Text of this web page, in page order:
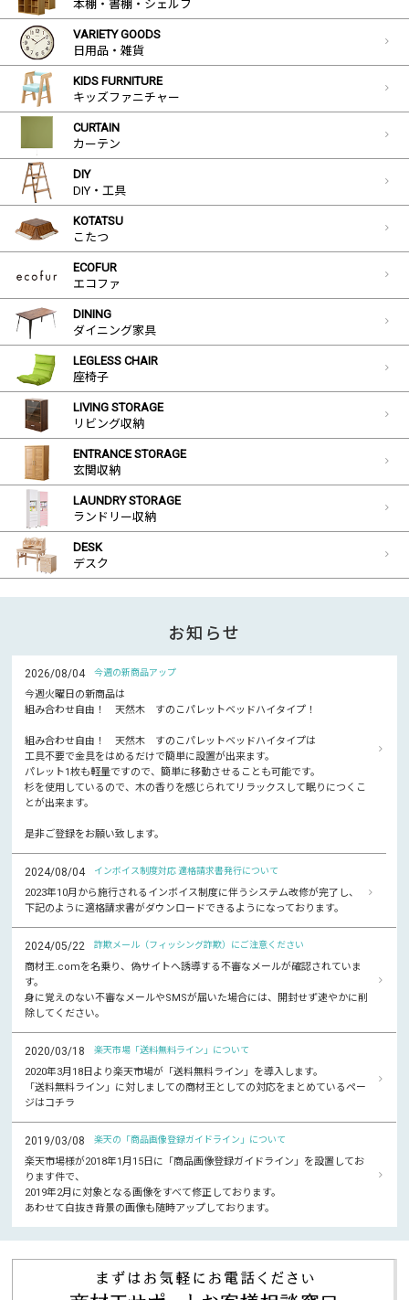
本棚・書棚・シェルフ
VARIETY GOODS
日用品・雑貨
KIDS FURNITURE
キッズファニチャー
CURTAIN
カーテン
DIY
DIY・工具
KOTATSU
こたつ
ECOFUR
エコファ
DINING
ダイニング家具
LEGLESS CHAIR
座椅子
LIVING STORAGE
リビング収納
ENTRANCE STORAGE
玄関収納
LAUNDRY STORAGE
ランドリー収納
DESK
デスク
お知らせ
2026/08/04 今週の新商品アップ
今週火曜日の新商品は
組み合わせ自由！ 天然木 すのこパレットベッドハイタイプ！
組み合わせ自由！ 天然木 すのこパレットベッドハイタイプは
工具不要で金具をはめるだけで簡単に設置が出来ます。
パレット1枚も軽量ですので、簡単に移動させることも可能です。
杉を使用しているので、木の香りを感じられてリラックスして眠りにつくこ
とが出来ます。
是非ご登録をお願い致します。
2024/08/04 インボイス制度対応 適格請求書発行について
2023年10月から施行されるインボイス制度に伴うシステム改修が完了し、
下記のように適格請求書がダウンロードできるようになっております。
2024/05/22 詐欺メール（フィッシング詐欺）にご注意ください
商材王.comを名乗り、偽サイトへ誘導する不審なメールが確認されていま
す。
身に覚えのない不審なメールやSMSが届いた場合には、開封せず速やかに削
除してください。
2020/03/18 楽天市場「送料無料ライン」について
2020年3月18日より楽天市場が「送料無料ライン」を導入します。
「送料無料ライン」に対しましての商材王としての対応をまとめているペー
ジはコチラ
2019/03/08 楽天の「商品画像登録ガイドライン」について
楽天市場様が2018年1月15日に「商品画像登録ガイドライン」を設置してお
ります件で、
2019年2月に対象となる画像をすべて修正しております。
あわせて白抜き背景の画像も随時アップしております。